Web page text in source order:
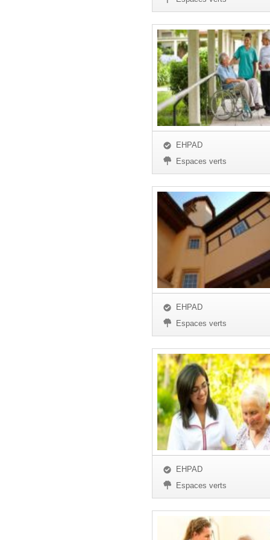
EHPAD
Espaces verts
EHPAD
Espaces verts
EHPAD
Espaces verts